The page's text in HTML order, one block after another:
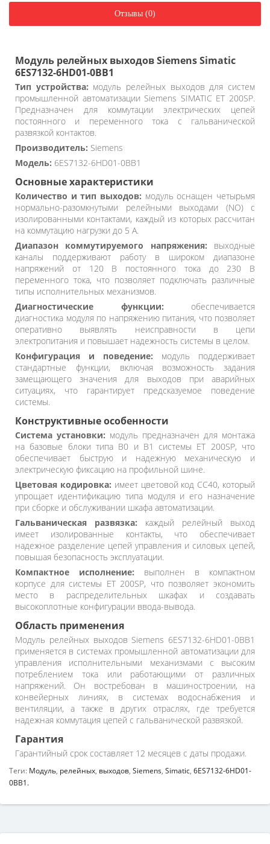
Отзывы (0)
Модуль релейных выходов Siemens Simatic
6ES7132-6HD01-0BB1
Тип устройства: модуль релейных выходов для систем
промышленной автоматизации Siemens SIMATIC ET 200SP.
Предназначен для коммутации электрических цепей
постоянного и переменного тока с гальванической
развязкой контактов.
Производитель: Siemens
Модель: 6ES7132-6HD01-0BB1
Основные характеристики
Количество и тип выходов: модуль оснащен четырьмя
нормально-разомкнутыми релейными выходами (NO) с
изолированными контактами, каждый из которых рассчитан
на коммутацию нагрузки до 5 А.
Диапазон коммутируемого напряжения: выходные
каналы поддерживают работу в широком диапазоне
напряжений от 120 В постоянного тока до 230 В
переменного тока, что позволяет подключать различные
типы исполнительных механизмов.
Диагностические функции: обеспечивается
диагностика модуля по напряжению питания, что позволяет
оперативно выявлять неисправности в цепи
электропитания и повышает надежность системы в целом.
Конфигурация и поведение: модуль поддерживает
стандартные функции, включая возможность задания
замещающего значения для выходов при аварийных
ситуациях, что гарантирует предсказуемое поведение
системы.
Конструктивные особенности
Система установки: модуль предназначен для монтажа
на базовые блоки типа B0 и B1 системы ET 200SP, что
обеспечивает быструю и надежную механическую и
электрическую фиксацию на профильной шине.
Цветовая кодировка: имеет цветовой код CC40, который
упрощает идентификацию типа модуля и его назначение
при сборке и обслуживании шкафа автоматизации.
Гальваническая развязка: каждый релейный выход
имеет изолированные контакты, что обеспечивает
надежное разделение цепей управления и силовых цепей,
повышая безопасность эксплуатации.
Компактное исполнение: выполнен в компактном
корпусе для системы ET 200SP, что позволяет экономить
место в распределительных шкафах и создавать
высокоплотные конфигурации ввода-вывода.
Область применения
Модуль релейных выходов Siemens 6ES7132-6HD01-0BB1
применяется в системах промышленной автоматизации для
управления исполнительными механизмами с высоким
потреблением тока или работающими от различных
напряжений. Он востребован в машиностроении, на
конвейерных линиях, в системах водоснабжения и
вентиляции, а также в других отраслях, где требуется
надежная коммутация цепей с гальванической развязкой.
Гарантия
Гарантийный срок составляет 12 месяцев с даты продажи.
Теги: Модуль, релейных, выходов, Siemens, Simatic, 6ES7132-6HD01-
0BB1.